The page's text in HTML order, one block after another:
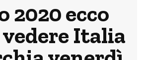
2020 ecco
vedere Italia